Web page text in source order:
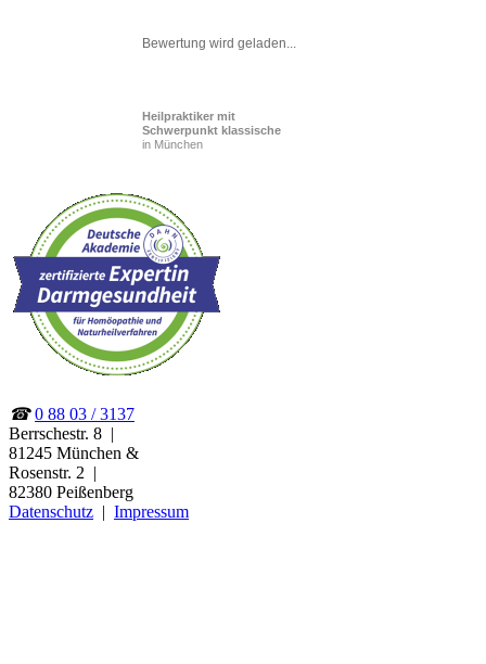
Bewertung wird geladen...
Heilpraktiker mit
Schwerpunkt klassische
in München
☎ 0 88 03 / 3137
Berrschestr. 8 |
81245 München &
Rosenstr. 2 |
82380 Peißenberg
Datenschutz | Impressum